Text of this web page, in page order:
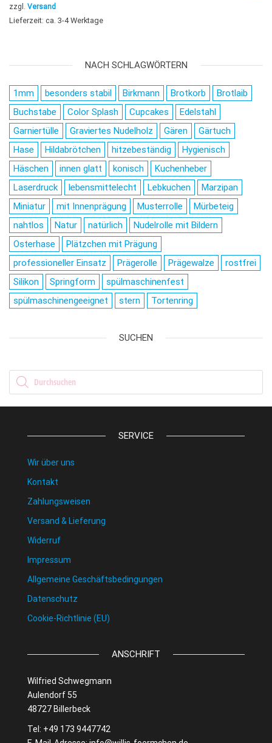
zzgl. Versand
Lieferzeit: ca. 3-4 Werktage
NACH SCHLAGWÖRTERN
1mm besonders stabil Birkmann Brotkorb
Brotlaib
Buchstabe
Color Splash Cupcakes
Edelstahl
Garniertülle
Graviertes Nudelholz Gären
Gärtuch
Hase
Hildabrötchen hitzebeständig
Hygienisch
Häschen
innen glatt konisch
Kuchenheber
Laserdruck
lebensmittelecht Lebkuchen
Marzipan
Miniatur
mit Innenprägung Musterrolle
Mürbeteig
nahtlos
Natur natürlich
Nudelrolle mit Bildern
Osterhase
Plätzchen mit Prägung
professioneller Einsatz
Prägerolle Prägewalze
rostfrei
Silikon
Springform
spülmaschinenfest
spülmaschinengeeignet
stern Tortenring
SUCHEN
Products search
SERVICE
Wir über uns
Kontakt
Zahlungsweisen
Versand & Lieferung
Widerruf
Impressum
Allgemeine Geschäftsbedingungen
Datenschutz
Cookie-Richtlinie (EU)
ANSCHRIFT
Wilfried Schwegmann
Aulendorf 55
48727 Billerbeck
Tel: +49 173 9447742